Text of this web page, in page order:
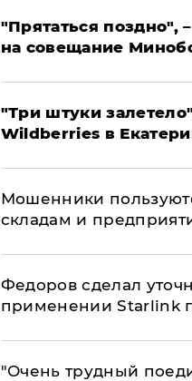
"Прятаться поздно",
на совещание
"Три штуки
Wildberries в
Мошенники
складам и
Федоров сделал
применении Starlink
"Очень трудный